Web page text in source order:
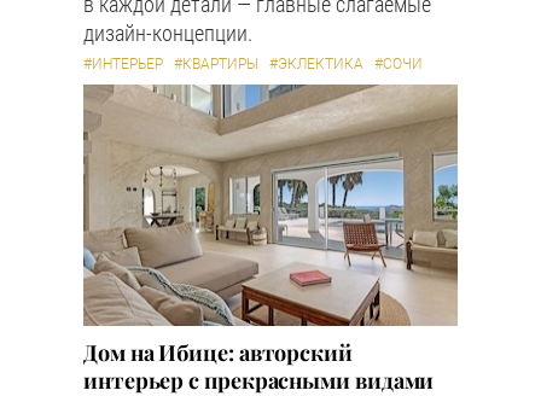
дизайн-концепции.
#ИНТЕРЬЕР #КВАРТИРЫ #ЭКЛЕКТИКА #СОЧИ
Дом на Ибице: авторский
интерьер с прекрасными видами